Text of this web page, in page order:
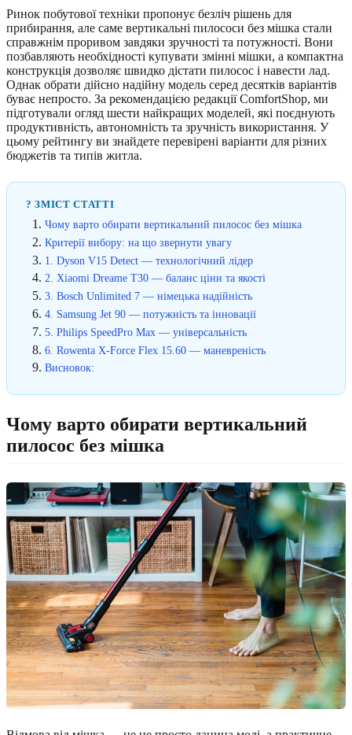
Ринок побутової техніки пропонує безліч рішень для
прибирання, але саме вертикальні пилососи без мішка стали
справжнім проривом завдяки зручності та потужності. Вони
позбавляють необхідності купувати змінні мішки, а компактна
конструкція дозволяє швидко дістати пилосос і навести лад.
Однак обрати дійсно надійну модель серед десятків варіантів
буває непросто. За рекомендацією редакції ComfortShop, ми
підготували огляд шести найкращих моделей, які поєднують
продуктивність, автономність та зручність використання. У
цьому рейтингу ви знайдете перевірені варіанти для різних
бюджетів та типів житла.
? ЗМІСТ СТАТТІ
Чому варто обирати вертикальний пилосос без мішка
Критерії вибору: на що звернути увагу
1. Dyson V15 Detect — технологічний лідер
2. Xiaomi Dreame T30 — баланс ціни та якості
3. Bosch Unlimited 7 — німецька надійність
4. Samsung Jet 90 — потужність та інновації
5. Philips SpeedPro Max — універсальність
6. Rowenta X-Force Flex 15.60 — маневреність
Висновок:
Чому варто обирати вертикальний
пилосос без мішка